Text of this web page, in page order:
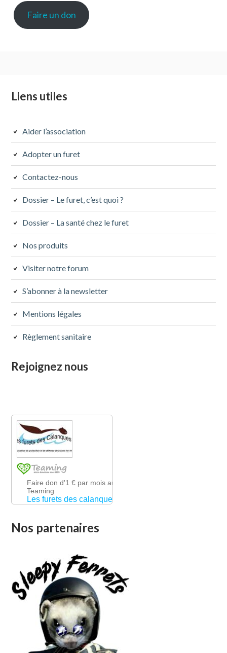
Faire un don
Colonne
subsidiaire
Liens utiles
Aider l’association
Adopter un furet
Contactez-nous
Dossier – Le furet, c’est quoi ?
Dossier – La santé chez le furet
Nos produits
Visiter notre forum
S’abonner à la newsletter
Mentions légales
Règlement sanitaire
Rejoignez nous
Nos partenaires